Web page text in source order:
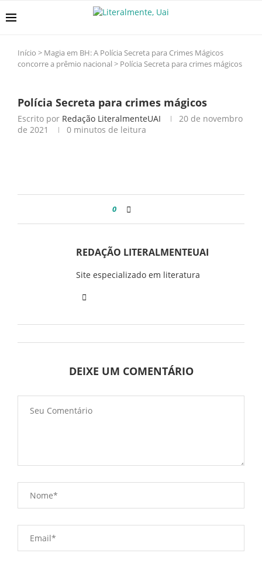
Início > Magia em BH: A Polícia Secreta para Crimes Mágicos
concorre a prêmio nacional > Polícia Secreta para crimes mágicos
Polícia Secreta para crimes mágicos
Escrito por Redação LiteralmenteUAI
20 de novembro
de 2021
0 minutos de leitura
0
REDAÇÃO LITERALMENTEUAI
Site especializado em literatura
DEIXE UM COMENTÁRIO